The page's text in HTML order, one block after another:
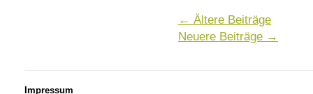
← Ältere Beiträge
Neuere Beiträge →
Impressum